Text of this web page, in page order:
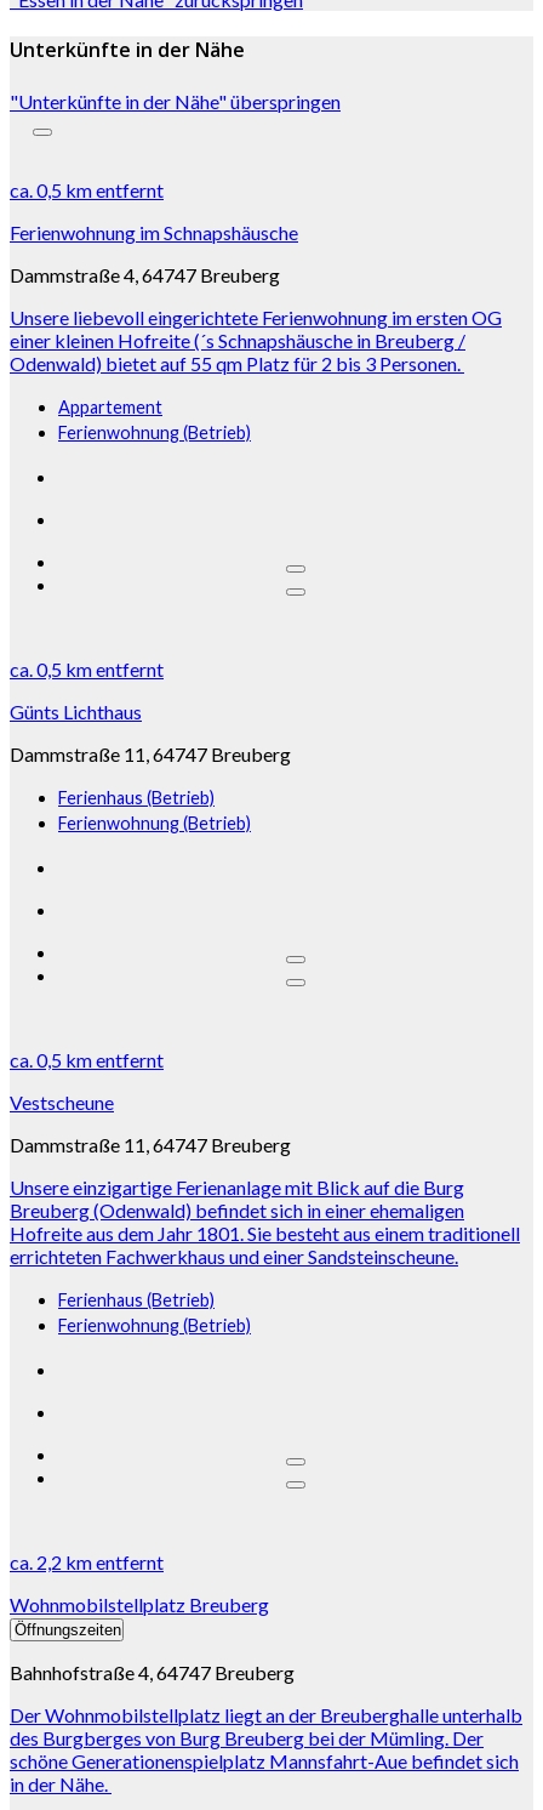
Unterkünfte in der Nähe
"Unterkünfte in der Nähe" überspringen
ca. 0,5 kmentfernt
Ferienwohnung im Schnapshäusche
Dammstraße 4, 64747 Breuberg
Unsere liebevoll eingerichtete Ferienwohnung im ersten OG
einer kleinen Hofreite (´s Schnapshäusche in Breuberg /
Odenwald) bietet auf 55 qm Platz für 2 bis 3 Personen.
Appartement
Ferienwohnung (Betrieb)
ca. 0,5 kmentfernt
Günts Lichthaus
Dammstraße 11, 64747 Breuberg
Ferienhaus (Betrieb)
Ferienwohnung (Betrieb)
ca. 0,5 kmentfernt
Vestscheune
Dammstraße 11, 64747 Breuberg
Unsere einzigartige Ferienanlage mit Blick auf die Burg
Breuberg (Odenwald) befindet sich in einer ehemaligen
Hofreite aus dem Jahr 1801. Sie besteht aus einem traditionell
errichteten Fachwerkhaus und einer Sandsteinscheune.
Ferienhaus (Betrieb)
Ferienwohnung (Betrieb)
ca. 2,2 kmentfernt
Wohnmobilstellplatz Breuberg
Öffnungszeiten
Bahnhofstraße 4, 64747 Breuberg
Der Wohnmobilstellplatz liegt an der Breuberghalle unterhalb
des Burgberges von Burg Breuberg bei der Mümling. Der
schöne Generationenspielplatz Mannsfahrt-Aue befindet sich
in der Nähe.